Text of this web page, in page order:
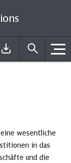
wesentliche
in das
und die